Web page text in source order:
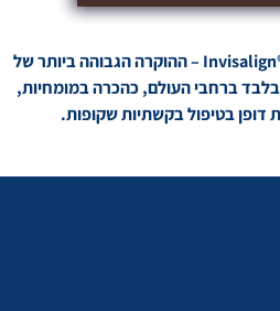
לד"ר יעל יעקבי מעמד Invisalign® APEX – ההוקרה הגבוהה ביותר של
בלבד ברחבי העולם, כהכרה במומחיות,
דופן בטיפול בקשתיות שקופות.